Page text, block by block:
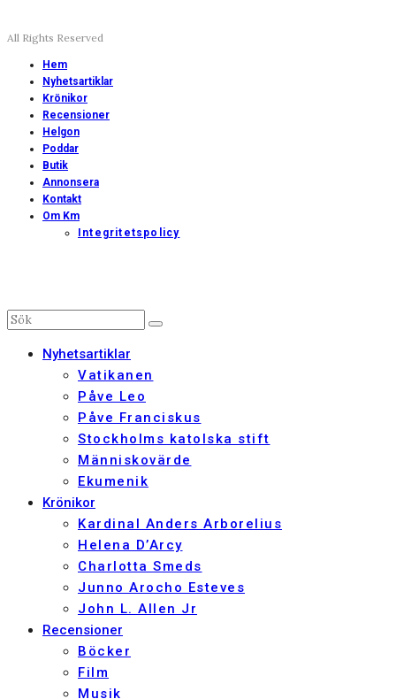
All Rights Reserved
Hem
Nyhetsartiklar
Krönikor
Recensioner
Helgon
Poddar
Butik
Annonsera
Kontakt
Om Km
Integritetspolicy
Nyhetsartiklar
Vatikanen
Påve Leo
Påve Franciskus
Stockholms katolska stift
Människovärde
Ekumenik
Krönikor
Kardinal Anders Arborelius
Helena D’Arcy
Charlotta Smeds
Junno Arocho Esteves
John L. Allen Jr
Recensioner
Böcker
Film
Musik